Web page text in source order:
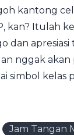
kantong
kan? Itulah
dan
nggak
simbol kelas
Jam Tangan